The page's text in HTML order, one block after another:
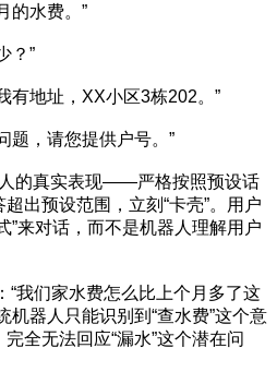
的水费。”
？”
地址，XX小区3栋202。”
题，请您提供户号。”
的真实表现——严格按照预设话
出预设范围，立刻“卡壳”。用户
”来对话，而不是机器人理解用户
我们家水费怎么比上个月多了这
机器人只能识别到“查水费”这个意
全无法回应“漏水”这个潜在问